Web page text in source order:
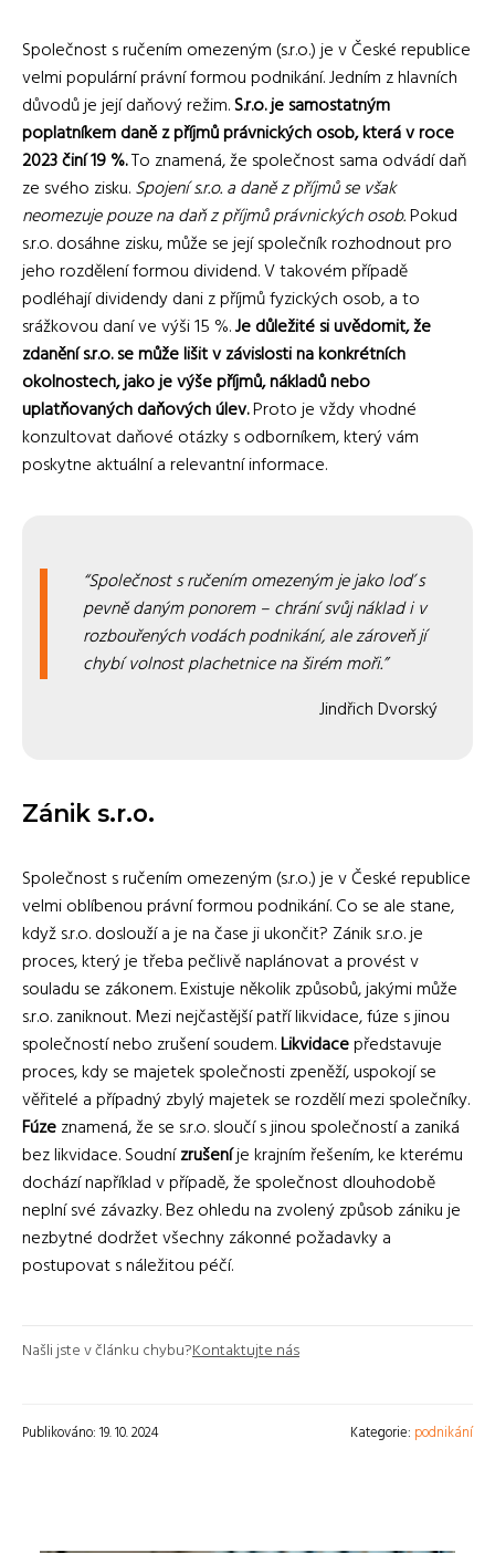
Společnost s ručením omezeným (s.r.o.) je v České republice
velmi populární právní formou podnikání. Jedním z hlavních
důvodů je její daňový režim.S.r.o. je samostatným
poplatníkem daně z příjmů právnických osob, která v roce
2023 činí 19 %.To znamená, že společnost sama odvádí daň
ze svého zisku.Spojení s.r.o. a daně z příjmů se však
neomezuje pouze na daň z příjmů právnických osob.Pokud
s.r.o. dosáhne zisku, může se její společník rozhodnout pro
jeho rozdělení formou dividend. V takovém případě
podléhají dividendy dani z příjmů fyzických osob, a to
srážkovou daní ve výši 15 %.Je důležité si uvědomit, že
zdanění s.r.o. se může lišit v závislosti na konkrétních
okolnostech, jako je výše příjmů, nákladů nebo
uplatňovaných daňových úlev.Proto je vždy vhodné
konzultovat daňové otázky s odborníkem, který vám
poskytne aktuální a relevantní informace.
Společnost s ručením omezeným je jako loď s
pevně daným ponorem – chrání svůj náklad i v
rozbouřených vodách podnikání, ale zároveň jí
chybí volnost plachetnice na širém moři.
Jindřich Dvorský
Zánik s.r.o.
Společnost s ručením omezeným (s.r.o.) je v České republice
velmi oblíbenou právní formou podnikání. Co se ale stane,
když s.r.o. doslouží a je na čase ji ukončit? Zánik s.r.o. je
proces, který je třeba pečlivě naplánovat a provést v
souladu se zákonem. Existuje několik způsobů, jakými může
s.r.o. zaniknout. Mezi nejčastější patří likvidace, fúze s jinou
společností nebo zrušení soudem.Likvidacepředstavuje
proces, kdy se majetek společnosti zpeněží, uspokojí se
věřitelé a případný zbylý majetek se rozdělí mezi společníky.
Fúzeznamená, že se s.r.o. sloučí s jinou společností a zaniká
bez likvidace. Soudnízrušeníje krajním řešením, ke kterému
dochází například v případě, že společnost dlouhodobě
neplní své závazky. Bez ohledu na zvolený způsob zániku je
nezbytné dodržet všechny zákonné požadavky a
postupovat s náležitou péčí.
Našli jste v článku chybu?Kontaktujte nás
Publikováno: 19. 10. 2024 Kategorie: podnikání